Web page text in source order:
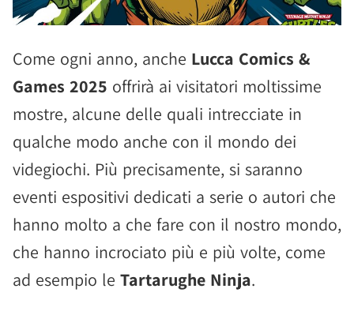
Come ogni anno, anche Lucca Comics &
Games 2025 offrirà ai visitatori moltissime
mostre, alcune delle quali intrecciate in
qualche modo anche con il mondo dei
videgiochi. Più precisamente, si saranno
eventi espositivi dedicati a serie o autori che
hanno molto a che fare con il nostro mondo,
che hanno incrociato più e più volte, come
ad esempio le Tartarughe Ninja.